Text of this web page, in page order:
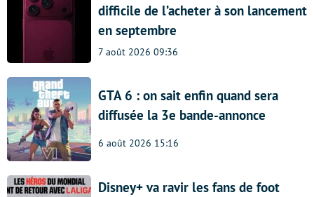
difficile de l’acheter à son lancement
en septembre
7 août 2026 09:36
GTA 6 : on sait enfin quand sera
diffusée la 3e bande-annonce
6 août 2026 15:16
Disney+ va ravir les fans de foot